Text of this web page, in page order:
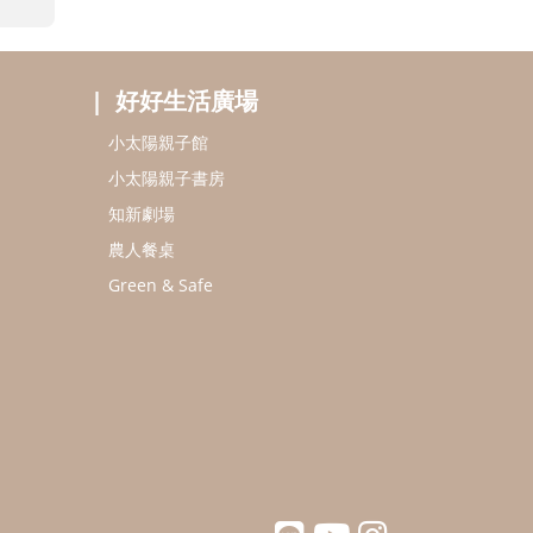
好好生活廣場
小太陽親子館
小太陽親子書房
知新劇場
農人餐桌
Green & Safe